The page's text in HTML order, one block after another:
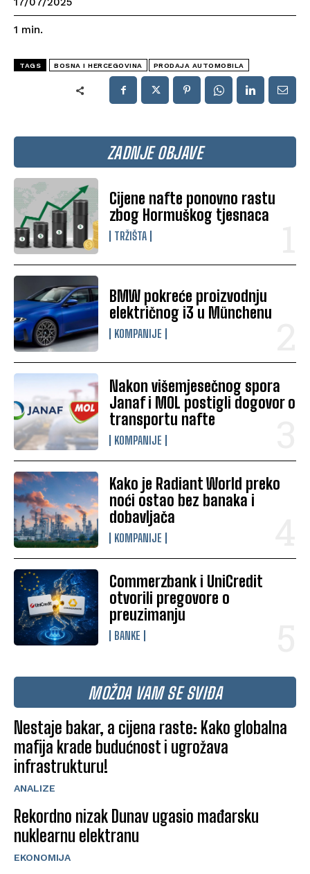
ZADNJE OBJAVE
Cijene nafte ponovno rastu
zbog Hormuškog tjesnaca
TRŽIŠTA
BMW pokreće proizvodnju
električnog i3 u Münchenu
KOMPANIJE
Nakon višemjesečnog spora
Janaf i MOL postigli dogovor o
transportu nafte
KOMPANIJE
Kako je Radiant World preko
noći ostao bez banaka i
dobavljača
KOMPANIJE
Commerzbank i UniCredit
otvorili pregovore o
preuzimanju
BANKE
MOŽDA VAM SE SVIĐA
Nestaje bakar, a cijena raste: Kako globalna
mafija krade budućnost i ugrožava
infrastrukturu!
ANALIZE
Rekordno nizak Dunav ugasio mađarsku
nuklearnu elektranu
EKONOMIJA
1 min.
TAGS BOSNA I HERCEGOVINA PRODAJA AUTOMOBILA